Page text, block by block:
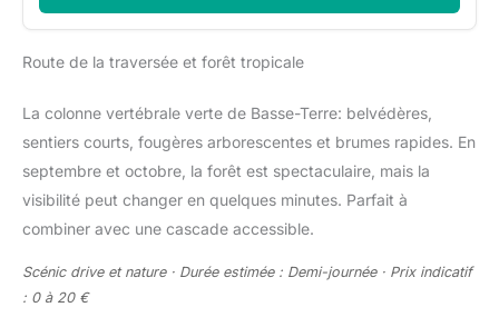
Route de la traversée et forêt tropicale
La colonne vertébrale verte de Basse-Terre: belvédères,
sentiers courts, fougères arborescentes et brumes rapides. En
septembre et octobre, la forêt est spectaculaire, mais la
visibilité peut changer en quelques minutes. Parfait à
combiner avec une cascade accessible.
Scénic drive et nature · Durée estimée : Demi-journée · Prix indicatif
: 0 à 20 €